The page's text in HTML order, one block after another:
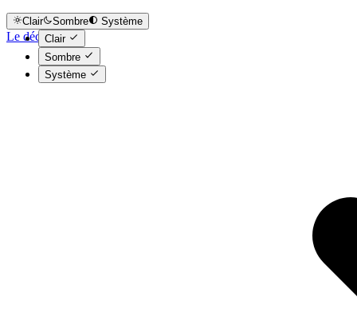
Clair Sombre
Système
Clair
Sombre
Système
Le déclic